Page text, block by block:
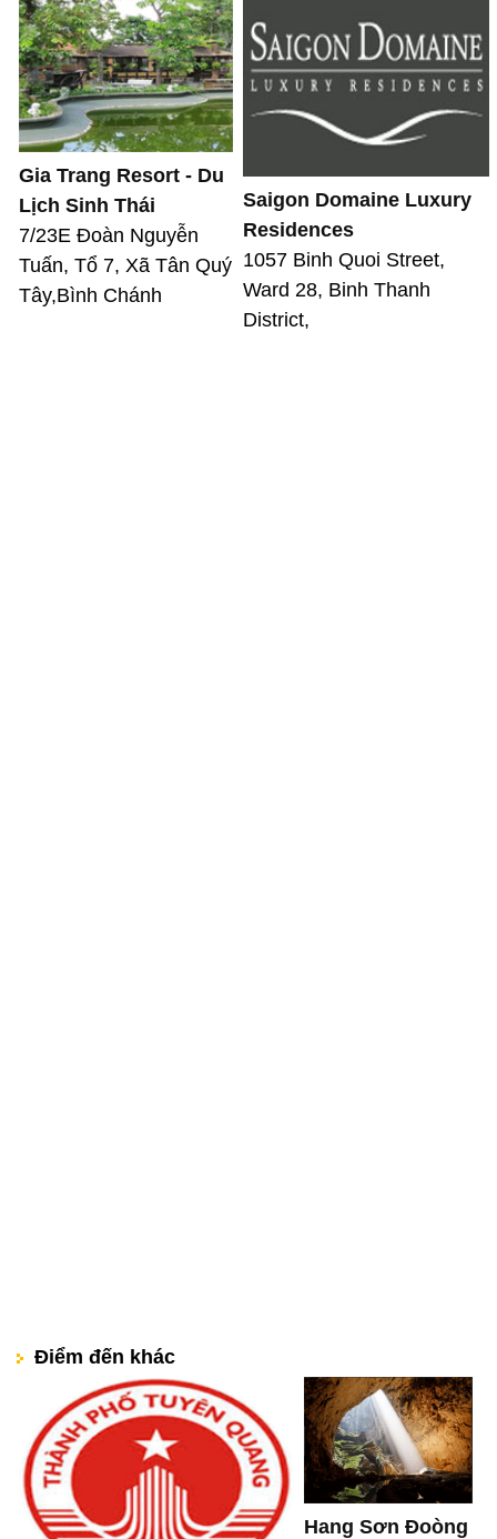
Gia Trang Resort - Du
Lịch Sinh Thái
7/23E Đoàn Nguyễn
Tuấn, Tổ 7, Xã Tân Quý
Tây,Bình Chánh
Saigon Domaine Luxury
Residences
1057 Binh Quoi Street,
Ward 28, Binh Thanh
District,
Điểm đến khác
Hang Sơn Đoòng